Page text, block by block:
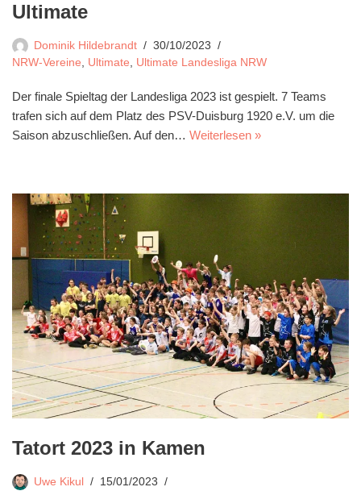
Ultimate
Dominik Hildebrandt
30/10/2023
NRW-Vereine, Ultimate, Ultimate Landesliga NRW
Der finale Spieltag der Landesliga 2023 ist gespielt. 7 Teams
trafen sich auf dem Platz des PSV-Duisburg 1920 e.V. um die
Saison abzuschließen. Auf den… Weiterlesen »
Tatort 2023 in Kamen
Uwe Kikul
15/01/2023